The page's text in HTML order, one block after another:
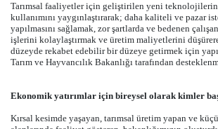
Tarımsal faaliyetler için geliştirilen yeni
kullanımını yaygınlaştırarak; daha kaliteli ve pazar
yapılmasını sağlamak, zor şartlarda ve bedenen
işlerini kolaylaştırmak ve üretim maliyetlerini
düzeyde rekabet edebilir bir düzeye getirmek için
Tarım ve Hayvancılık Bakanlığı tarafından
Ekonomik yatırımlar için bireysel olarak kimler
Kırsal kesimde yaşayan, tarımsal üretim yapan ve